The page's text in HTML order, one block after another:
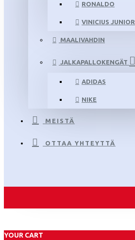
RONALDO
VINICIUS JUNIOR
MAALIVAHDIN
JALKAPALLOKENGÄT
ADIDAS
NIKE
MEISTÄ
OTTAA YHTEYTTÄ
YOUR CART